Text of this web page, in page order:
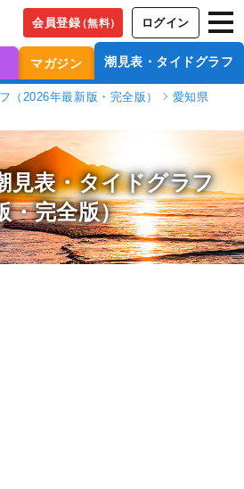
会員登録（無料） ログイン
マガジン 潮見表・タイドグラフ
（2026年最新版・完全版）
愛知県
見表・タイドグラフ
・完全版）